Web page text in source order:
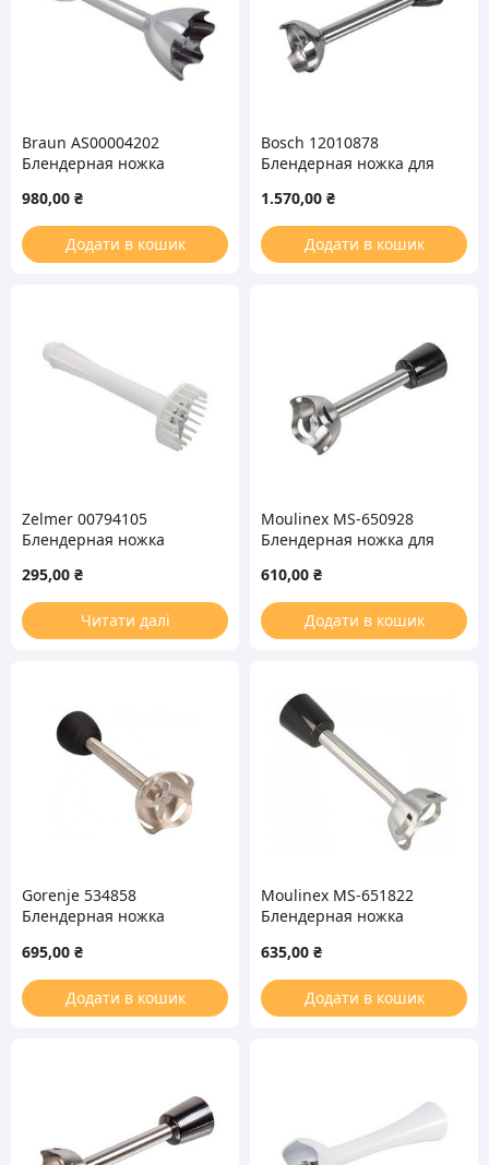
Braun AS00004202
Блендерная ножка
(67050778)
980,00 ₴
Додати в кошик
Bosch 12010878
Блендерная ножка для
1.570,00 ₴
Додати в кошик
Zelmer 00794105
Блендерная ножка
блендера 171.2000
295,00 ₴
Читати далі
Moulinex MS-650928
Блендерная ножка для
610,00 ₴
Додати в кошик
Gorenje 534858
Блендерная ножка
695,00 ₴
Додати в кошик
Moulinex MS-651822
Блендерная ножка
635,00 ₴
Додати в кошик